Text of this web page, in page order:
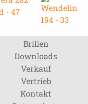
Brillen
Downloads
Verkauf
Vertrieb
Kontakt